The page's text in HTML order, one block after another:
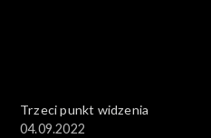
Trzeci punkt widzenia
04.09.2022